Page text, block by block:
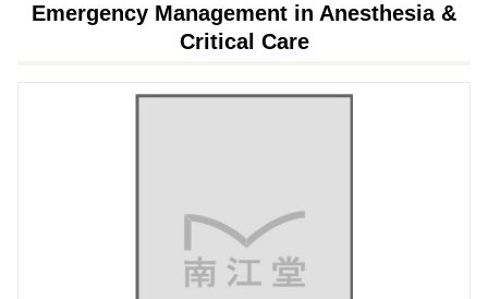
Emergency Management in Anesthesia &
Critical Care